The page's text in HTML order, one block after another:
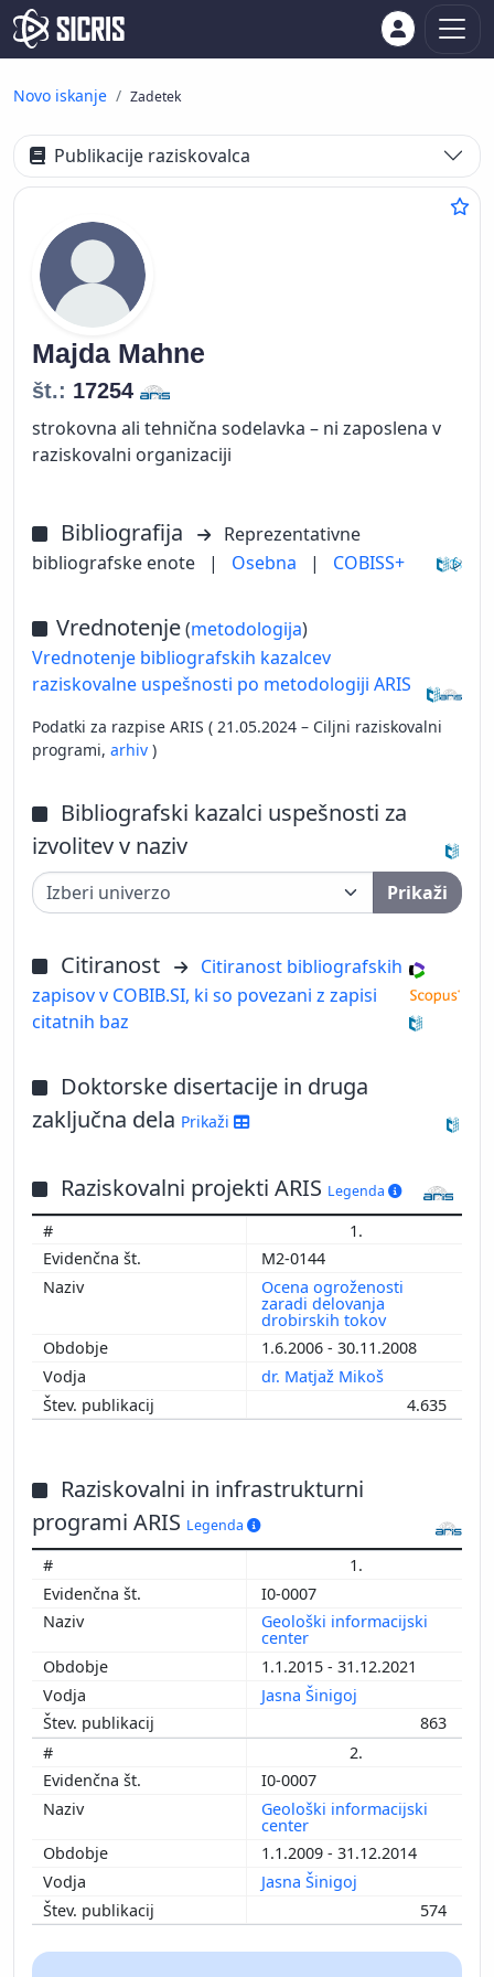
Novo iskanje Zadetek
Publikacije raziskovalca
Majda Mahne
št.: 17254
strokovna ali tehnična sodelavka – ni zaposlena v
raziskovalni organizaciji
Bibliografija
Reprezentativne
bibliografske enote
| Osebna | COBISS+
Vrednotenje(metodologija)
Vrednotenje bibliografskih kazalcev
raziskovalne uspešnosti po metodologiji ARIS
Podatki za razpise ARIS ( 21.05.2024 – Ciljni raziskovalni
programi, arhiv )
Bibliografski kazalci uspešnosti za
izvolitev v naziv
Prikaži
Citiranost
Citiranost bibliografskih
zapisov v COBIB.SI, ki so povezani z zapisi
citatnih baz
Doktorske disertacije in druga
zaključna dela Prikaži
Raziskovalni projekti ARIS Legenda
1.
M2-0144
Ocena ogroženosti
zaradi delovanja
drobirskih tokov
1.6.2006 - 30.11.2008
dr. Matjaž Mikoš
4.635
Raziskovalni in infrastrukturni
programi ARIS Legenda
1.
I0-0007
Geološki informacijski
center
1.1.2015 - 31.12.2021
Jasna Šinigoj
863
2.
I0-0007
Geološki informacijski
center
1.1.2009 - 31.12.2014
Jasna Šinigoj
574